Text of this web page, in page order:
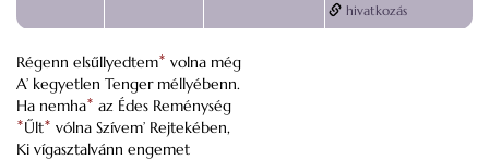
hivatkozás
Régenn elsűllyedtem* volna még
A’ kegyetlen Tenger méllyébenn.
Ha nemha* az Édes Reménység
*Űlt* vólna Szívem’ Rejtekében,
Ki vígasztalvánn engemet